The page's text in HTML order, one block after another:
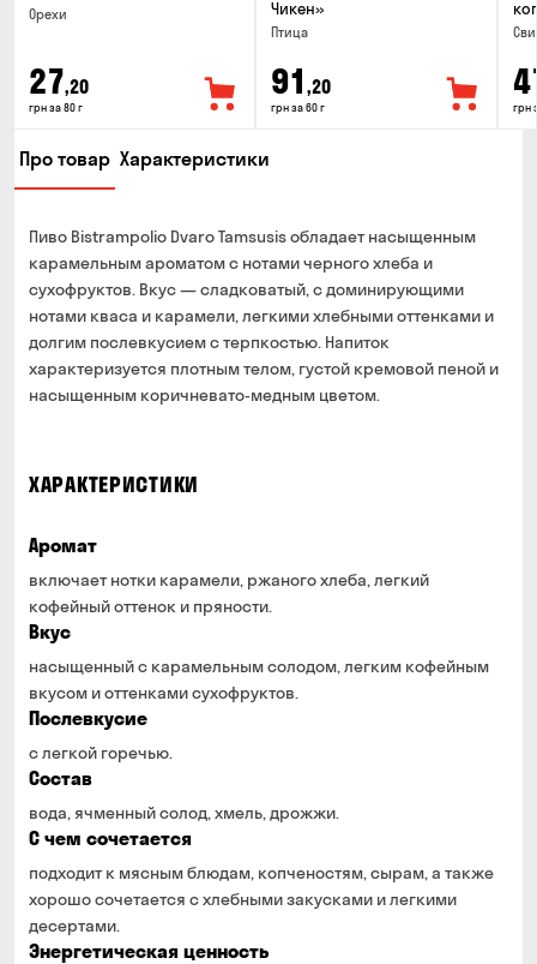
Орехи
27,20
грн за 80 г
Чикен»
Птица
91 ,20
грн за 60 г грн
Про товар Характеристики
Пиво Bistrampolio Dvaro Tamsusis обладает насыщенным
карамельным ароматом с нотами черного хлеба и
сухофруктов. Вкус — сладковатый, с доминирующими
нотами кваса и карамели, легкими хлебными оттенками и
долгим послевкусием с терпкостью. Напиток
характеризуется плотным телом, густой кремовой пеной и
насыщенным коричневато-медным цветом.
ХАРАКТЕРИСТИКИ
Аромат
включает нотки карамели, ржаного хлеба, легкий
кофейный оттенок и пряности.
Вкус
насыщенный с карамельным солодом, легким кофейным
вкусом и оттенками сухофруктов.
Послевкусие
с легкой горечью.
Состав
вода, ячменный солод, хмель, дрожжи.
С чем сочетается
подходит к мясным блюдам, копченостям, сырам, а также
хорошо сочетается с хлебными закусками и легкими
десертами.
Энергетическая ценность